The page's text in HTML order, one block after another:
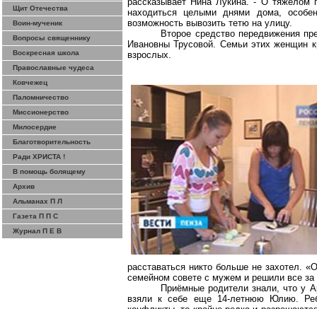
Щит Отечества
Воин-мученик
Вопросы священнику
Воскресная школа
Православные чудеса
Ковчежец
Паломничество
Миссионерство
Милосердие
Благотворительность
Ради ХРИСТА !
В помощь болящему
Архив
Альманах П Л
Газета П П С
Журнал П Е В
находиться целыми днями дома,
возможность вывозить тетю на улицу.
Второе средство передвижения
Ивановны Трусовой. Семьи этих женщин
взрослых.
расставаться никто больше не захотел.
семейном совете с мужем и решили все
Приёмные родители знали, что у
взяли к себе еще 14-летнюю Юлию.